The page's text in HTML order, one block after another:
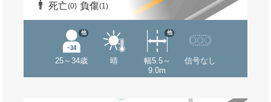
死亡(0) 負傷(1)
25～34歳
他
晴
幅5.5～
9.0m
他
信号なし